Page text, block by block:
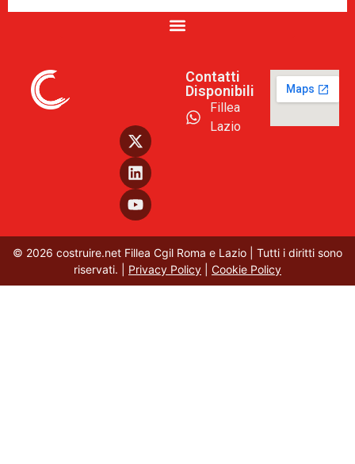
Contatti
Disponibili
Fillea
Lazio
© 2026 costruire.net Fillea Cgil Roma e Lazio | Tutti i diritti sono
riservati. | Privacy Policy Cookie Policy